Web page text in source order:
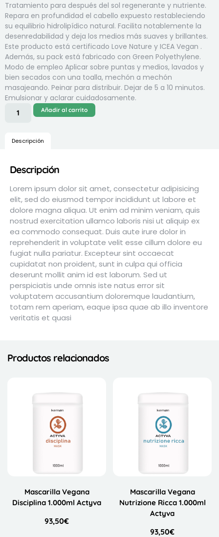
Tratamiento para después del sol regenerante y nutriente.
Repara en profundidad el cabello expuesto restableciendo
su equilibrio hidrolipídico natural. Facilita notablemente la
desenredabilidad y deja los medios más suaves y brillantes.
Este producto está certificado Love Nature y ICEA Vegan .
Además, su pack está fabricado con Green Polyethylene.
Modo de empleo Aplicar sobre puntas y medios, lavados y
bien secados con una toalla, mechón a mechón
masajeando. Peinar para distribuir. Dejar de 5 a 10 minutos.
Emulsionar y aclarar cuidadosamente.
Añadir al carrito
Descripción
Descripción
Lorem ipsum dolor sit amet, consectetur adipisicing
elit, sed do eiusmod tempor incididunt ut labore et
dolore magna aliqua. Ut enim ad minim veniam, quis
nostrud exercitation ullamco laboris nisi ut aliquip ex
ea commodo consequat. Duis aute irure dolor in
reprehenderit in voluptate velit esse cillum dolore eu
fugiat nulla pariatur. Excepteur sint occaecat
cupidatat non proident, sunt in culpa qui officia
deserunt mollit anim id est laborum. Sed ut
perspiciatis unde omnis iste natus error sit
voluptatem accusantium doloremque laudantium,
totam rem aperiam, eaque ipsa quae ab illo inventore
veritatis et quasi
Productos relacionados
Mascarilla Vegana
Disciplina 1.000ml Actyva
93,50€
Mascarilla Vegana
Nutrizione Ricca 1.000ml
Actyva
93,50€